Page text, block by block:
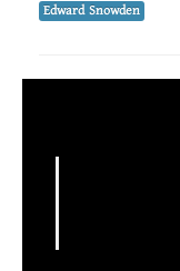
Edward Snowden